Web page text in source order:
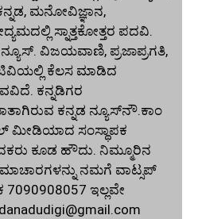
ಮನೋವಿಜ್ಞಾನ,
ಸ್ನಾತ್ತಕೋತ್ತರ ಪದವಿ.
ನ್ಯೂಸ್‌. ವಿಜಯವಾಣಿ, ಪ್ರಜಾಪ್ರಗತಿ,
ಕೆಲಸ ಮಾಡಿದ
ಕನ್ನಡಿಗರ
ಕನ್ನಡ ನ್ಯೂಸ್‌ನೌ.ಕಾಂ
ಮೀಡಿಯಾದ ಸಂಸ್ಥಾಪಕ
ಕೂಡ ಹೌದು. ನಿಮ್ಮೂರಿನ
ನಮಗೆ ವಾಟ್ಸಪ್‌
ಇಲ್ಲವೇ